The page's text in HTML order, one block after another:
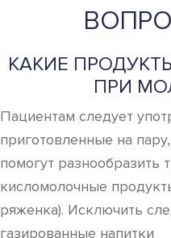
КАКИЕ
ПРИ
Пациентам следует
приготовленные на
помогут разнообразить
кисломолочные
ряженка). Исключить
газированные напитки